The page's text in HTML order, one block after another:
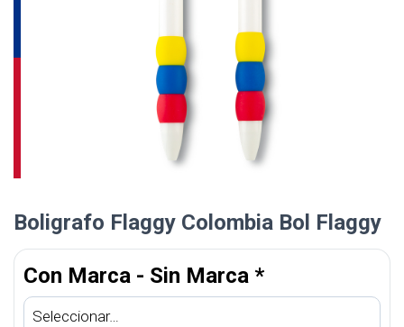
Boligrafo Flaggy Colombia Bol Flaggy
Con Marca - Sin Marca *